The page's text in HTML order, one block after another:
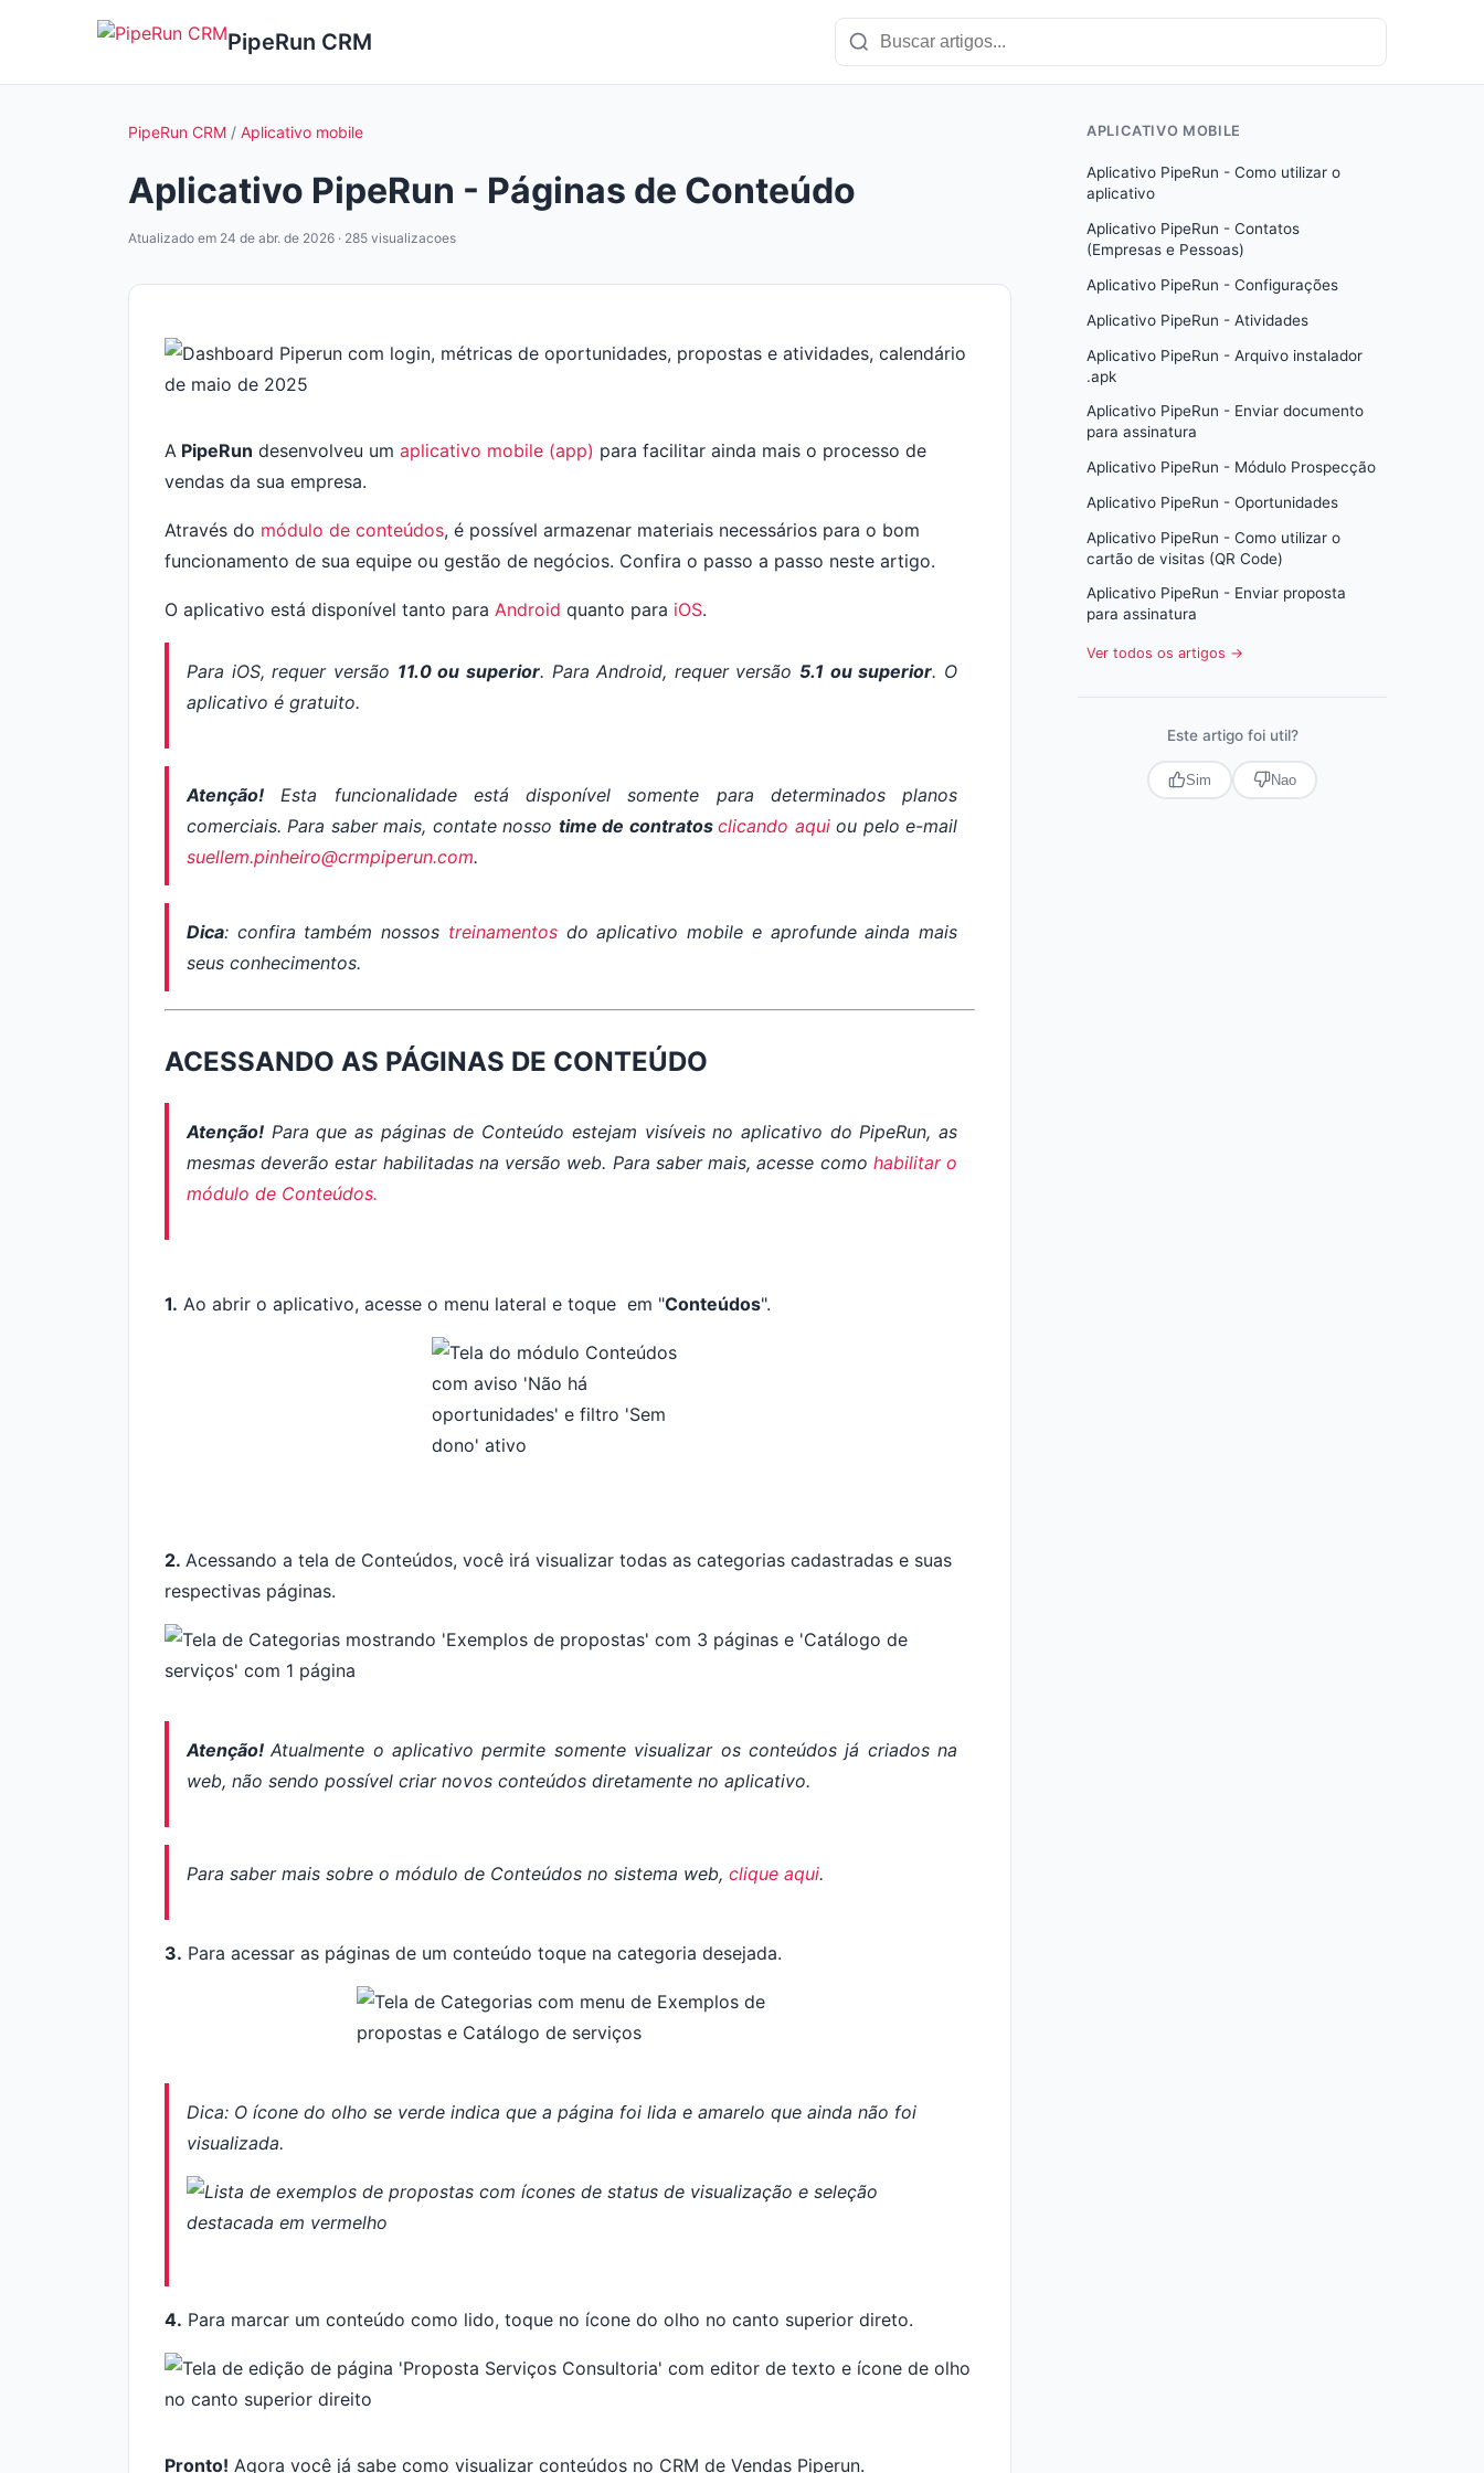
PipeRun CRM
PipeRun CRM / Aplicativo mobile
Aplicativo PipeRun - Páginas de Conteúdo
Atualizado em 24 de abr. de 2026 · 285 visualizacoes
A PipeRun desenvolveu um aplicativo mobile (app) para facilitar ainda mais o processo de
vendas da sua empresa.
Através do módulo de conteúdos, é possível armazenar materiais necessários para o bom
funcionamento de sua equipe ou gestão de negócios. Confira o passo a passo neste artigo.
O aplicativo está disponível tanto para Android quanto para iOS.
Para iOS, requer versão 11.0 ou superior. Para Android, requer versão5.1 ou superior. O
aplicativo é gratuito.
Atenção! Esta funcionalidade está disponível somente para determinados planos
comerciais. Para saber mais, contate nosso time de contratosclicando aquiou pelo e-mail
suellem.pinheiro@crmpiperun.com.
Dica: confira também nossos treinamentosdo aplicativo mobile e aprofunde ainda mais
seus conhecimentos.
ACESSANDO AS PÁGINAS DE CONTEÚDO
Atenção! Para que as páginas de Conteúdo estejam visíveis no aplicativo do PipeRun, as
mesmas deverão estar habilitadas na versão web. Para saber mais, acesse como habilitar o
módulo de Conteúdos.
1. Ao abrir o aplicativo, acesse o menu lateral e toque em "Conteúdos".
2. Acessando a tela de Conteúdos, você irá visualizar todas as categorias cadastradas e suas
respectivas páginas.
Atenção!Atualmente o aplicativo permite somente visualizar os conteúdos já criados na
web, não sendo possível criar novos conteúdos diretamente no aplicativo.
Para saber mais sobre o módulo de Conteúdos no sistema web, clique aqui.
3. Para acessar as páginas de um conteúdo toque na categoria desejada.
Dica: O ícone do olho se verde indica que a página foi lida e amarelo que ainda não foi
visualizada.
4. Para marcar um conteúdo como lido, toque no ícone do olho no canto superior direto.
Pronto! Agora você já sabe como visualizar conteúdos no CRM de Vendas Piperun.
APLICATIVO MOBILE
Aplicativo PipeRun - Como utilizar o
aplicativo
Aplicativo PipeRun - Contatos
(Empresas e Pessoas)
Aplicativo PipeRun - Configurações
Aplicativo PipeRun - Atividades
Aplicativo PipeRun - Arquivo instalador
.apk
Aplicativo PipeRun - Enviar documento
para assinatura
Aplicativo PipeRun - Módulo Prospecção
Aplicativo PipeRun - Oportunidades
Aplicativo PipeRun - Como utilizar o
cartão de visitas (QR Code)
Aplicativo PipeRun - Enviar proposta
para assinatura
Ver todos os artigos →
Este artigo foi util?
Sim Nao